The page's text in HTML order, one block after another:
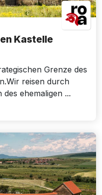
Kastelle
Grenze des
reisen durch
ehemaligen ...